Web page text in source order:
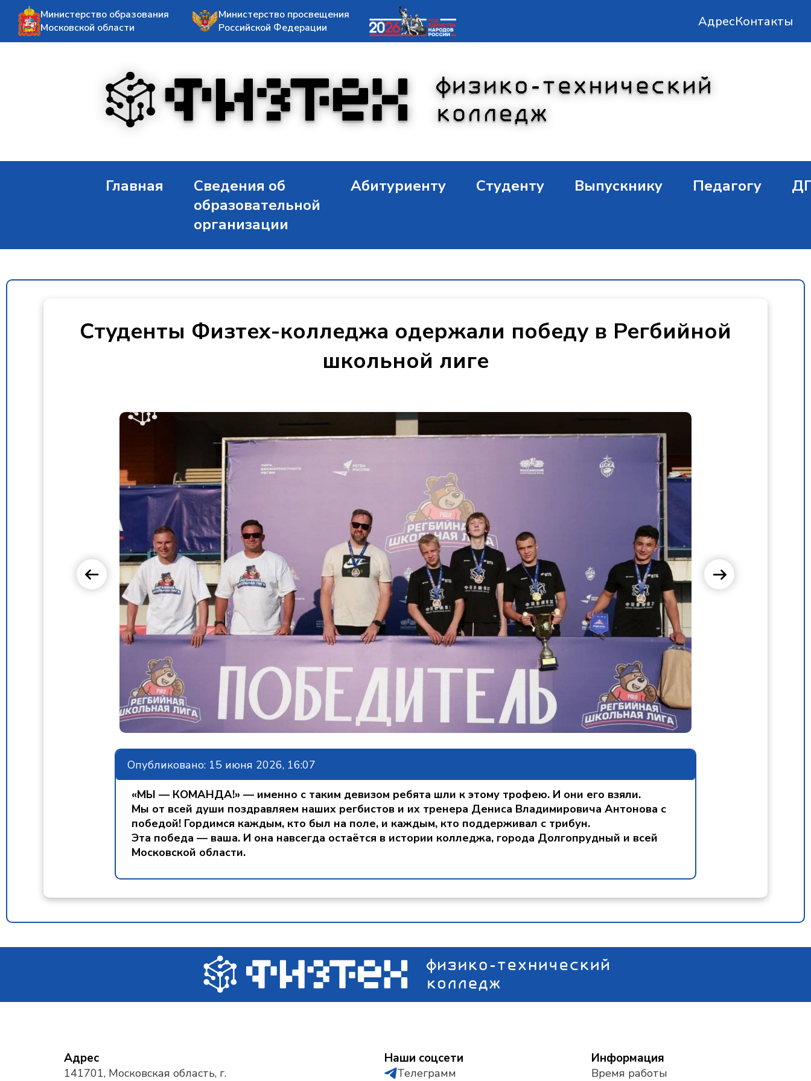
Министерство образования
Московской области
Министерство просвещения
Российской Федерации
АдресКонтакты
Главная
Сведения об
образовательной
организации
Абитуриенту Студенту Выпускнику Педагогу
Студенты Физтех-колледжа одержали победу в Регбийной
школьной лиге
Опубликовано: 15 июня 2026, 16:07
«МЫ — КОМАНДА!» — именно с таким девизом ребята шли к этому трофею. И они его взяли.
Мы от всей души поздравляем наших регбистов и их тренера Дениса Владимировича Антонова с
победой! Гордимся каждым, кто был на поле, и каждым, кто поддерживал с трибун.
Эта победа — ваша. И она навсегда остаётся в истории колледжа, города Долгопрудный и всей
Московской области.
Адрес
141701, Московская область, г.
Наши соцсети
Телеграмм
Информация
Время работы